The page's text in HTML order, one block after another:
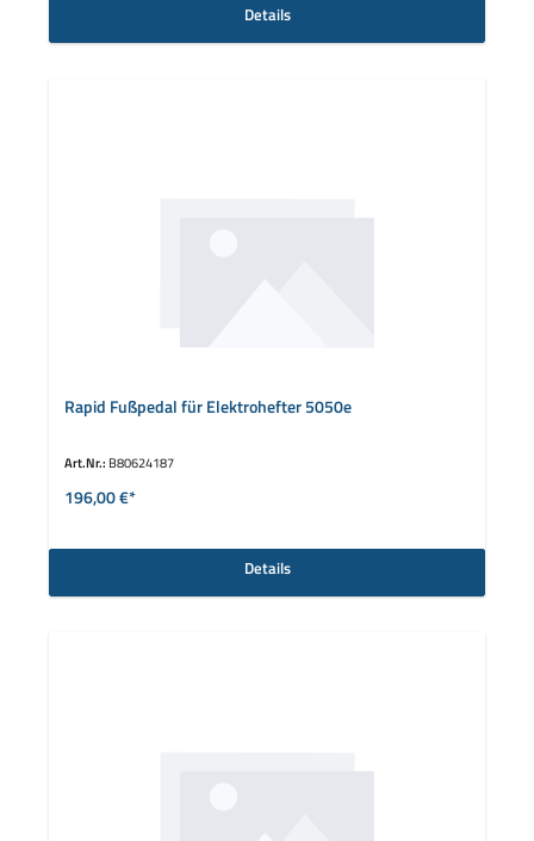
Details
Rapid Fußpedal für Elektrohefter 5050e
Art.Nr.: B80624187
196,00 €*
Details